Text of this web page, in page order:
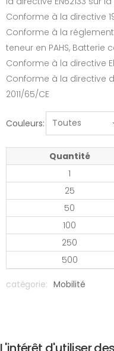
Conforme à la directive
Conforme à la
teneur en PAHS, Batterie
Conforme à la directive
Conforme à la directive
2011/65/CE
Couleurs:
Quantité
1
25
50
100
250
500
catégorie: Mobilité